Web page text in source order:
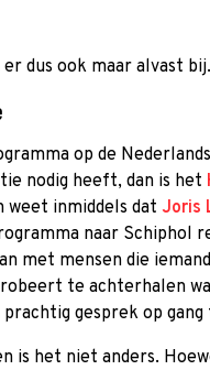
er dus ook maar alvast bij.
op de
nodig heeft, dan is het
weet inmiddels dat Joris
naar Schiphol
met mensen die
te achterhalen
gesprek op
is het niet anders.